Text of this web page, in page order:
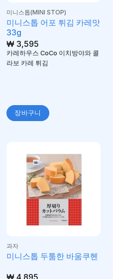
미니스톱(MINI STOP)
미니스톱 어포 튀김 카레맛
33g
₩3,595
카레하우스 CoCo 이치방야와 콜
라보 카레 튀김
장바구니
과자
미니스톱 두툼한 바움쿠헨